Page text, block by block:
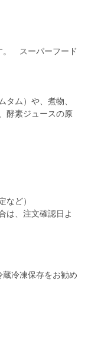
。 スーパーフード
ム）や、煮物、
酵素ジュースの原
など）
、注文確認日よ
冷凍保存をお勧め